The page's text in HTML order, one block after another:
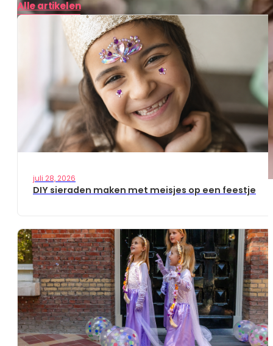
Alle artikelen
juli 28, 2026
DIY sieraden maken met meisjes op een feestje